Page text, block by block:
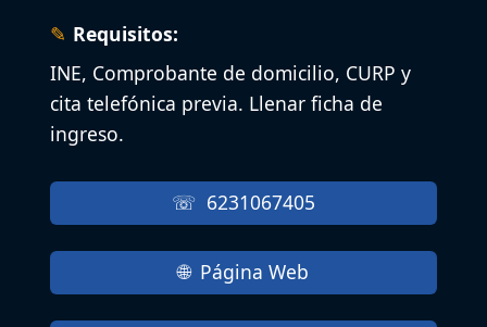
Requisitos:
INE, Comprobante de domicilio, CURP y
cita telefónica previa. Llenar ficha de
ingreso.
6231067405
Página Web